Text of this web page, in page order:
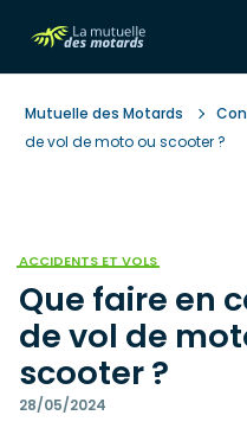
contenu
principal
Mutuelle des Motards
de vol de moto ou scooter ?
ACCIDENTS ET VOLS
Que faire en
de vol de
scooter ?
28/05/2024